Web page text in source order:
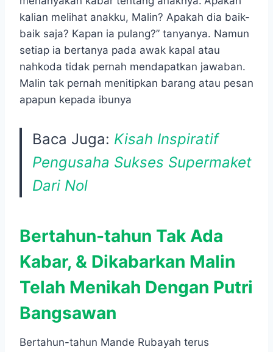
kalian melihat anakku, Malin? Apakah dia baik-
baik saja? Kapan ia pulang?” tanyanya. Namun
setiap ia bertanya pada awak kapal atau
nahkoda tidak pernah mendapatkan jawaban.
Malin tak pernah menitipkan barang atau pesan
apapun kepada ibunya
Baca Juga: Kisah Inspiratif
Pengusaha Sukses Supermaket
Dari Nol
Bertahun-tahun Tak Ada
Kabar, & Dikabarkan Malin
Telah Menikah Dengan Putri
Bangsawan
Bertahun-tahun Mande Rubayah terus